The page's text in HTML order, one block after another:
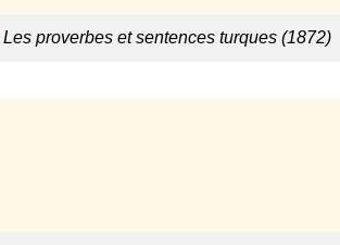
Les proverbes et sentences turques (1872)